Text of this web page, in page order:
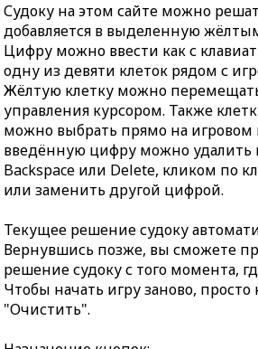
Судоку на этом сайте можно
добавляется в выделенную
Цифру можно ввести как с
одну из девяти клеток рядом с
Жёлтую клетку можно
управления курсором. Также
можно выбрать прямо на игровом
введённую цифру можно
Backspace или Delete, кликом по
или заменить другой цифрой.
Текущее решение судоку
Вернувшись позже, вы сможете
решение судоку с того момента,
Чтобы начать игру заново,
"Очистить".